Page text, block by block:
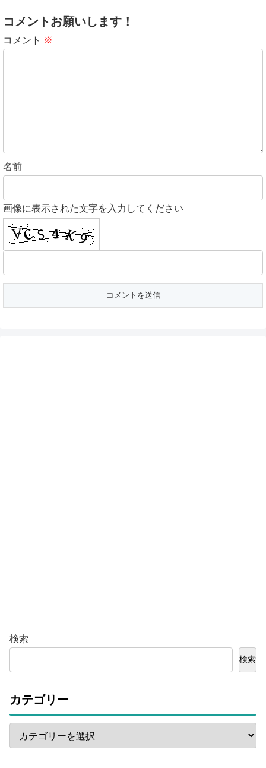
コメントお願いします！
コメント ※
名前
画像に表示された文字を入力してください
検索
検索
カテゴリー